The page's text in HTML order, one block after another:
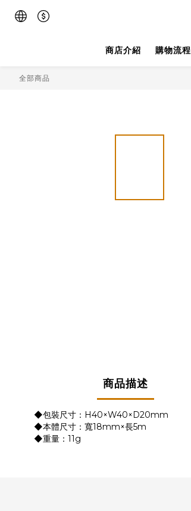
商店介紹 購物流程
全部商品
商品描述
◆包裝尺寸：H40×W40×D20mm
◆本體尺寸：寬18mm×長5m
◆重量：11g